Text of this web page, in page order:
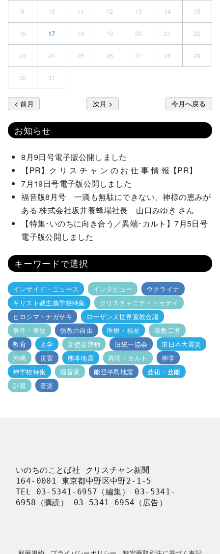
9 10 11 12 13 14 15
16 17 18 19 20 21 22
23 24 25 26 27 28 29
30 31
< 前月 次月 > 今月へ戻る
お知らせ
8月9日号電子版公開しました
【PR】ク リ ス チ ャ ン の お 仕 事 情 報【PR】
7月19日号電子版公開しました
福音版8月号 一滴も無駄にできない、神様の恵みが
ある 株式会社坂井養蜂場社長 山口みゆき さん
【特集･いのちに向き合う／異端･カルト】7月5日号
電子版公開しました
キーワードで選択
インサイド・ニュース インタビュー
ウクライナ
キリスト教主義学校特集
クリスチャニティトゥデイ
ヒロシマ・ナガサキ
ローザンヌ世界宣教会議
事件・事故
信教の自由 医療・福祉
宗教二世
教育
文学 新使徒運動 旧統一協会
東日本大震災
沖縄
災害 熊本地震 異端・カルト
神学
神学校特集
福音派 能登半島地震
芸術・芸能
訃報
音楽
いのちのことば社 クリスチャン新聞
164-0001 東京都中野区中野2-1-5
TEL 03-5341-6957（編集） 03-5341-
6958（購読） 03-5341-6954（広告）